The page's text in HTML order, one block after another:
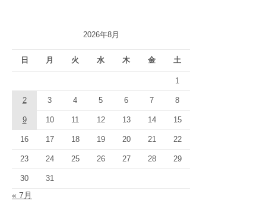
り
2026年8月
日 月 火 水 木 金 土
1
2 3 4 5 6 7 8
9 10 11 12 13 14 15
16 17 18 19 20 21 22
23 24 25 26 27 28 29
30 31
« 7月